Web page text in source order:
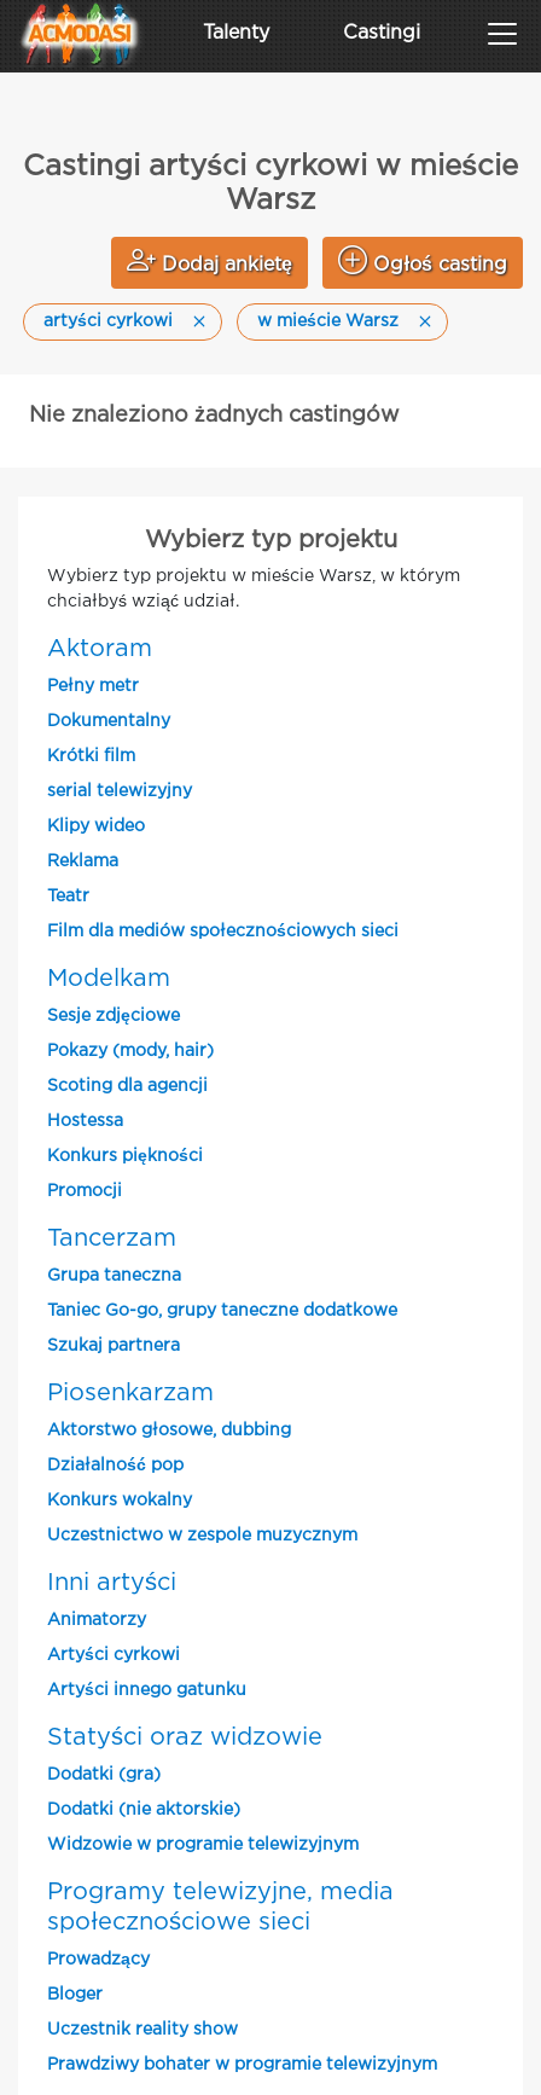
Talenty Castingi
Castingi artyści cyrkowi w mieście
Warsz
Dodaj ankietę Ogłoś casting
artyści cyrkowi w mieście Warsz
Nie znaleziono żadnych castingów
Wybierz typ projektu
Wybierz typ projektu w mieście Warsz, w którym
chciałbyś wziąć udział.
Aktoram
Pełny metr
Dokumentalny
Krótki film
serial telewizyjny
Klipy wideo
Reklama
Teatr
Film dla mediów społecznościowych sieci
Modelkam
Sesje zdjęciowe
Pokazy (mody, hair)
Scoting dla agencji
Hostessa
Konkurs piękności
Promocji
Tancerzam
Grupa taneczna
Taniec Go-go, grupy taneczne dodatkowe
Szukaj partnera
Piosenkarzam
Aktorstwo głosowe, dubbing
Działalność pop
Konkurs wokalny
Uczestnictwo w zespole muzycznym
Inni artyści
Animatorzy
Artyści cyrkowi
Artyści innego gatunku
Statyści oraz widzowie
Dodatki (gra)
Dodatki (nie aktorskie)
Widzowie w programie telewizyjnym
Programy telewizyjne, media
społecznościowe sieci
Prowadzący
Bloger
Uczestnik reality show
Prawdziwy bohater w programie telewizyjnym